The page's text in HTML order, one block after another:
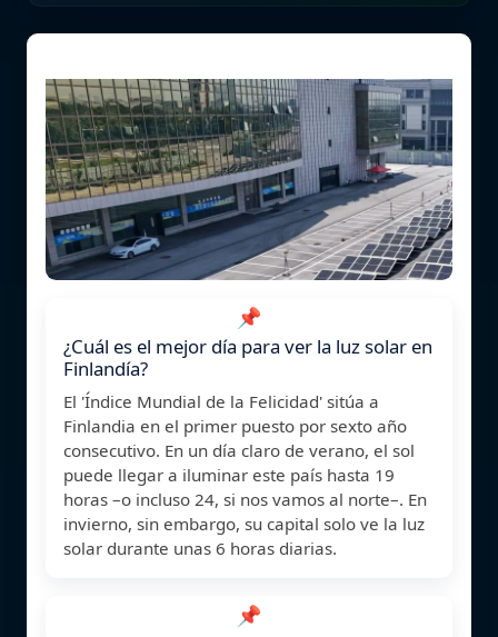
📌
¿Cuál es el mejor día para ver la luz solar en
Finlandía?
El 'Índice Mundial de la Felicidad' sitúa a
Finlandia en el primer puesto por sexto año
consecutivo. En un día claro de verano, el sol
puede llegar a iluminar este país hasta 19
horas –o incluso 24, si nos vamos al norte–. En
invierno, sin embargo, su capital solo ve la luz
solar durante unas 6 horas diarias.
📌